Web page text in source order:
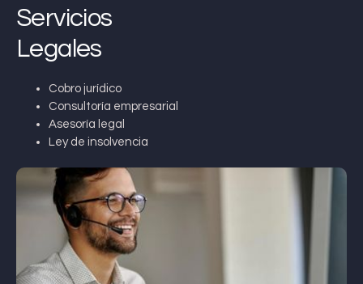
Servicios
Legales
Cobro jurídico
Consultoría empresarial
Asesoría legal
Ley de insolvencia